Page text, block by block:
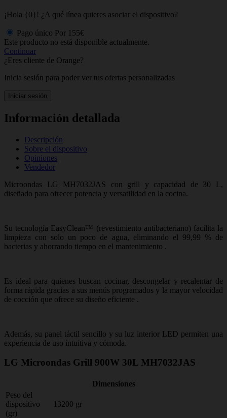
¡Hola {0}! ¿A qué línea quieres asociar el dispositivo?
Pago único Por 155€
Este producto no está disponible actualmente.
Continuar
¿Eres cliente de Orange?
Inicia sesión para poder ver tus ofertas personalizadas
Iniciar sesión
Información detallada
Descripción
Sobre el dispositivo
Opiniones
Vendedor
Microondas LG MH7032JAS con grill y capacidad de 30 L,
diseñado para ofrecer potencia y versatilidad en la cocina.
Su tecnología EasyClean™ (revestimiento antibacteriano) facilita la
limpieza con solo un poco de agua, eliminando el 99,99 % de
bacterias y ahorrando tiempo en el mantenimiento .
Es ideal para quienes buscan cocinar, descongelar y recalentar de
forma rápida gracias a sus menús programados y la mayor velocidad
de cocción que ofrece su diseño eficiente .
Además, su panel táctil sencillo y su luz interior LED permiten una
experiencia de uso intuitiva y cómoda.
LG Microondas Grill 900W 30L MH7032JAS
Dimensiones
Peso del
dispositivo
(gr)
13200 gr